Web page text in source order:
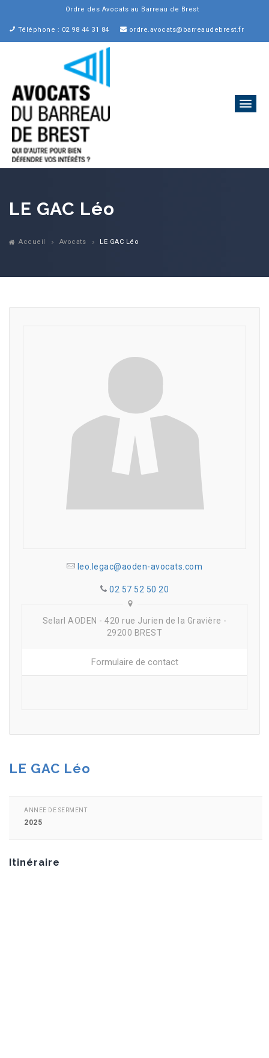
Ordre des Avocats au Barreau de Brest
Téléphone : 02 98 44 31 84 ordre.avocats@barreaudebrest.fr
LE GAC Léo
Accueil Avocats LE GAC Léo
leo.legac@aoden-avocats.com
02 57 52 50 20
Selarl AODEN - 420 rue Jurien de la Gravière -
29200 BREST
Formulaire de contact
LE GAC Léo
ANNEE DE SERMENT
2025
Itinéraire